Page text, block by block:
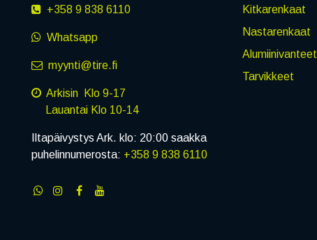
+358 9 838 6110
Whatsapp
myynti@tire.fi
Arkisin Klo 9-17
Lauantai Klo 10-14
Iltapäivystys Ark. klo: 20:00 saakka
puhelinnumerosta: +358 9 838 6110
Kitkarenkaat
Nastarenkaat
Alumiinivanteet
Tarvikkeet